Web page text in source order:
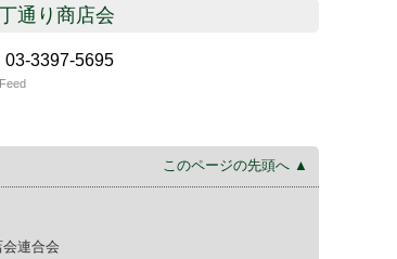
通り商店会
03-3397-5695
このページの先頭へ ▲
連合会